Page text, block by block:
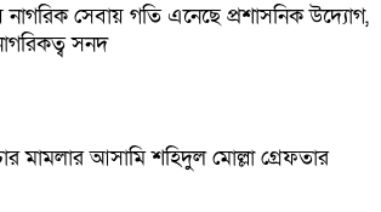
সেবায় গতি এনেছে প্রশাসনিক উদ্যোগ,
সনদ
মামলার আসামি শহিদুল মোল্লা গ্রেফতার